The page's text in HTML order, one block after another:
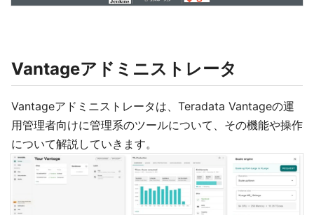
Vantageアドミニストレータ
Vantageアドミニストレータは、Teradata Vantageの運
用管理者向けに管理系のツールについて、その機能や操作
について解説していきます。